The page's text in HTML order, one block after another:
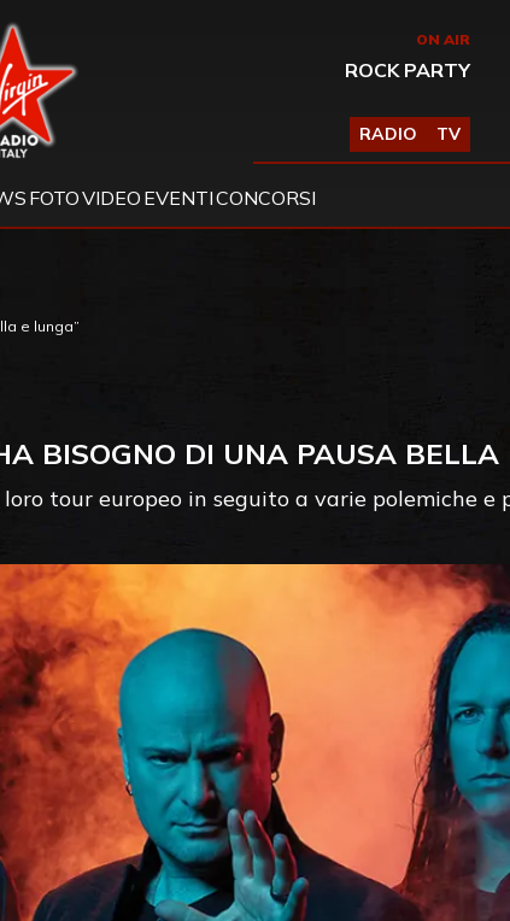
Virgin Radio ON AIR
ROCK PARTY
RADIO TV
FOTOVIDEO EVENTICONCORSI
e lunga”
BISOGNO DI UNA PAUSA BELLA
tour europeo in seguito a varie polemiche e